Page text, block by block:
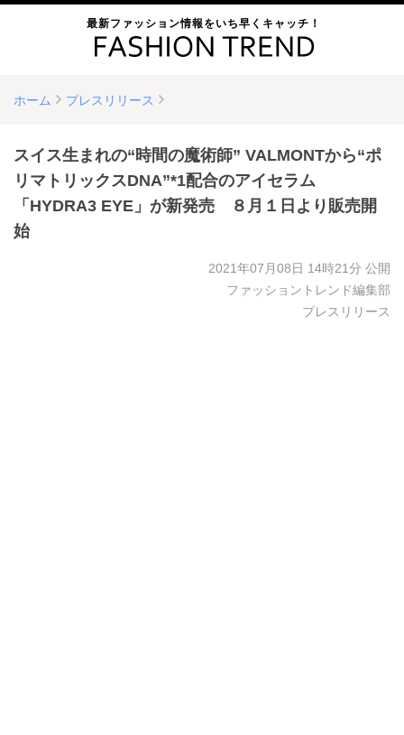
最新ファッション情報をいち早くキャッチ！
ホーム プレスリリース
スイス生まれの“時間の魔術師” VALMONTから“ポ
リマトリックスDNA”*1配合のアイセラム
「HYDRA3 EYE」が新発売 ８月１日より販売開
始
2021年07月08日 14時21分 公開
ファッショントレンド編集部
プレスリリース